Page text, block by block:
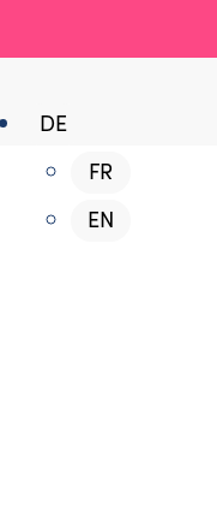
DE
FR
EN